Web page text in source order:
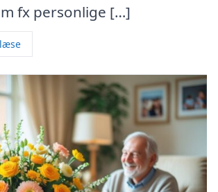
fx personlige […]